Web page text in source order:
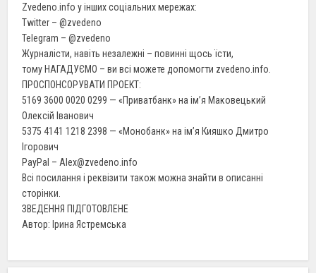
Zvedeno.info у інших соціальних мережах:
Twitter – @zvedeno
Telegram – @zvedeno
Журналісти, навіть незалежні – повинні щось їсти,
тому НАГАДУЄМО – ви всі можете допомогти zvedeno.info.
ПРОСПОНСОРУВАТИ ПРОЕКТ:
5169 3600 0020 0299 — «Приватбанк» на ім’я Маковецький
Олексій Іванович
5375 4141 1218 2398 — «Монобанк» на ім’я Кияшко Дмитро
Ігорович
PayPal – Alex@zvedeno.info
Всі посилання і реквізити також можна знайти в описанні
сторінки.
ЗВЕДЕННЯ ПІДГОТОВЛЕНЕ
Aвтор: Ірина Ястремська